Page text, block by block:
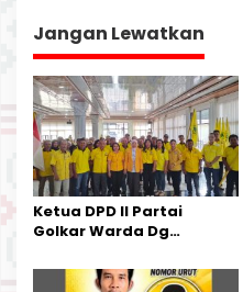
a
s
i
p
o
s
Jangan Lewatkan
Ketua DPD II Partai
Golkar Warda Dg
Pengurus Parti